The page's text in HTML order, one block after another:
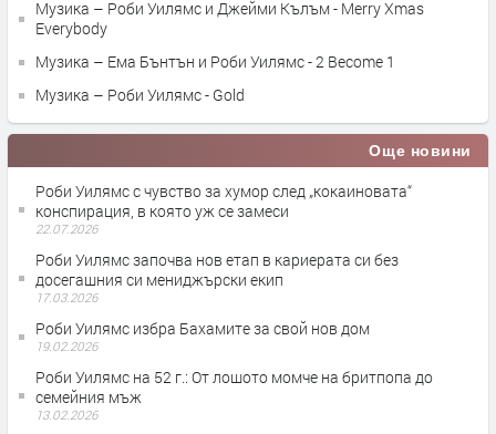
Музика – Роби Уилямс и Джейми Кълъм - Merry Xmas
Everybody
Музика – Ема Бънтън и Роби Уилямс - 2 Become 1
Музика – Роби Уилямс - Gold
Още новини
Роби Уилямс с чувство за хумор след „кокаиновата“
конспирация, в която уж се замеси
22.07.2026
Роби Уилямс започва нов етап в кариерата си без
досегашния си мениджърски екип
17.03.2026
Роби Уилямс избра Бахамите за свой нов дом
19.02.2026
Роби Уилямс на 52 г.: От лошото момче на бритпопа до
семейния мъж
13.02.2026